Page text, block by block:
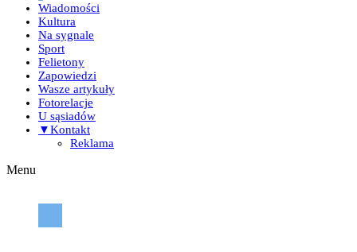
Wiadomości
Kultura
Na sygnale
Sport
Felietony
Zapowiedzi
Wasze artykuły
Fotorelacje
U sąsiadów
▼Kontakt
Reklama
Menu